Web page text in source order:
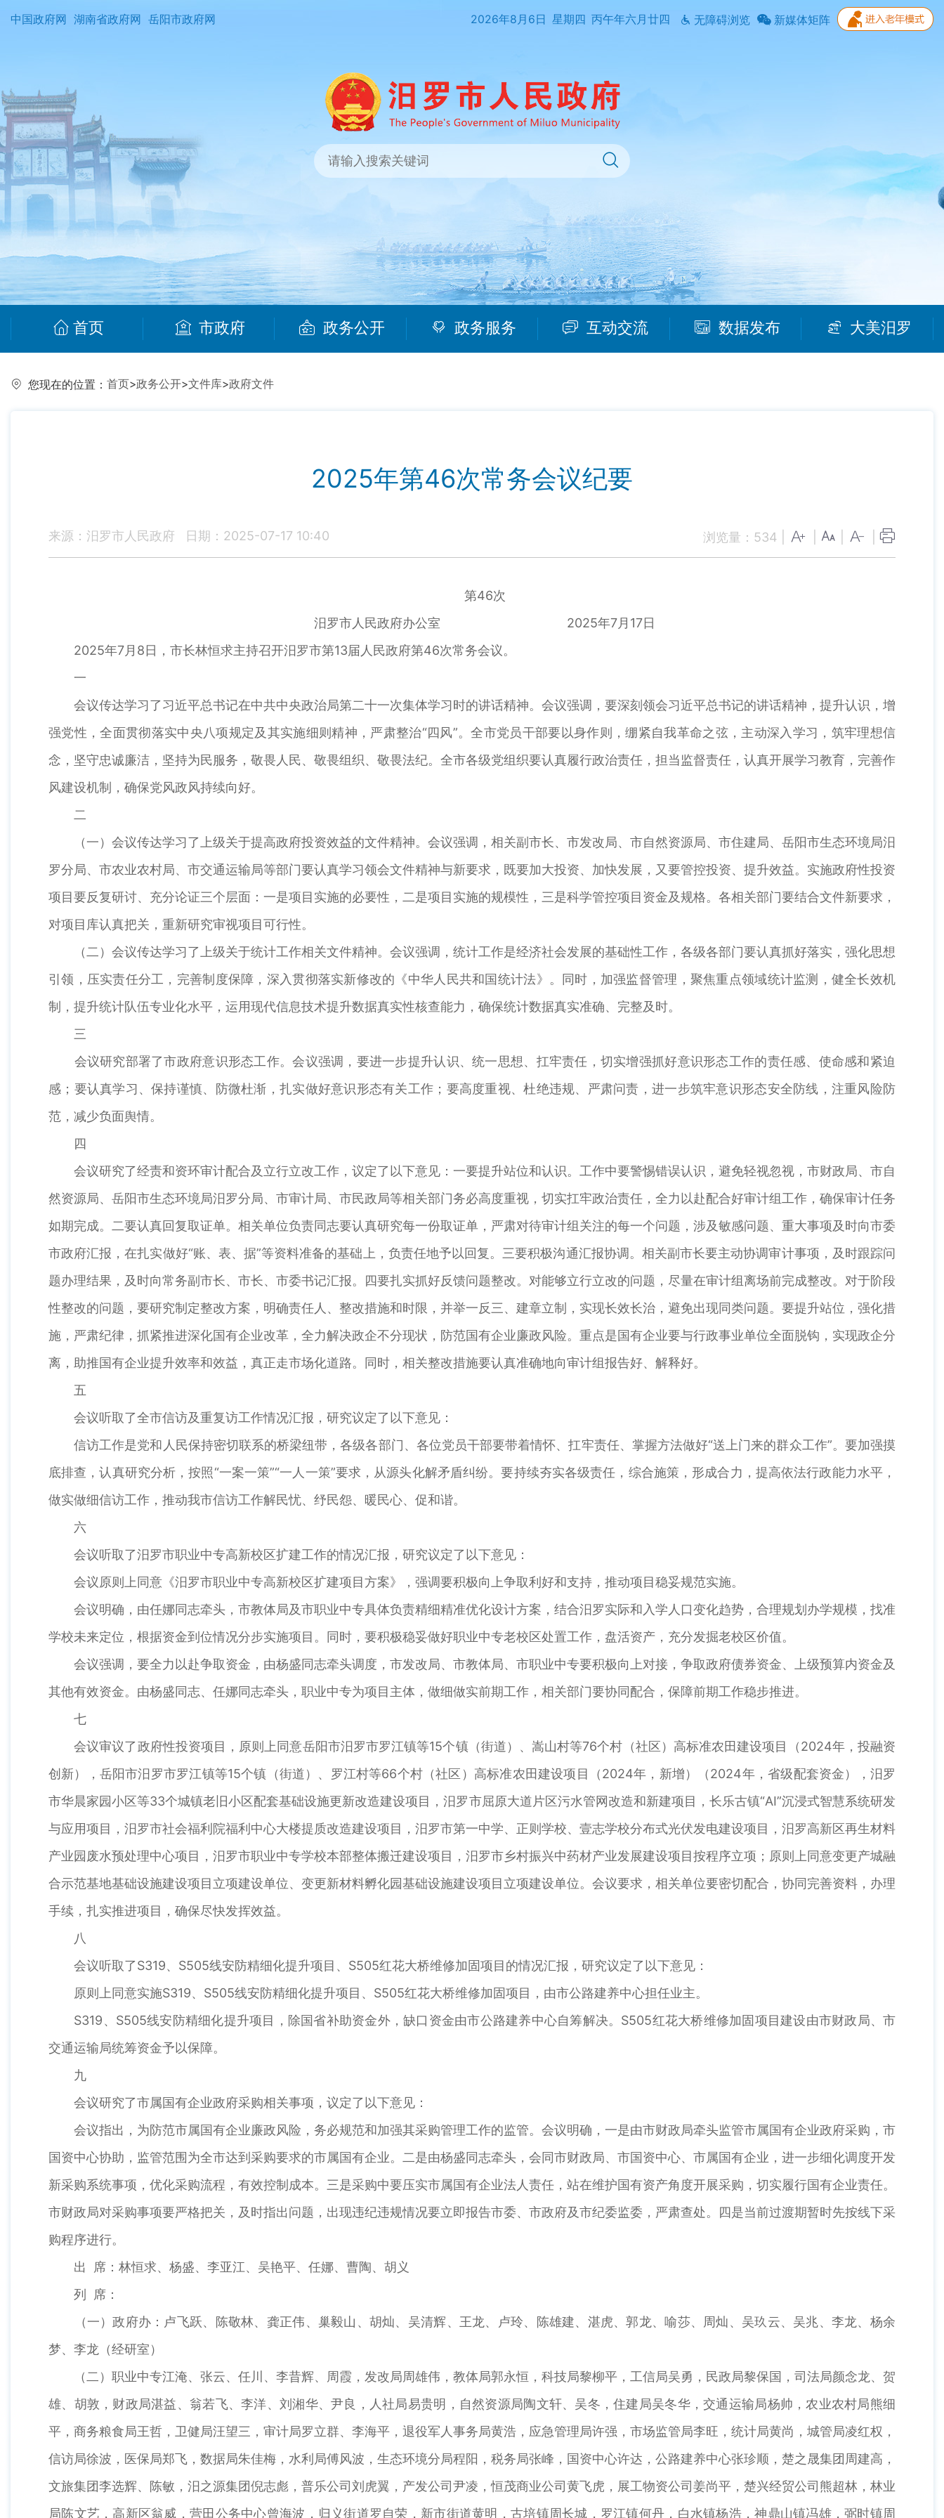
中国政府网 湖南省政府网 岳阳市政府网 2026年8月6日 星期四 丙午年六月廿四 无障碍浏览 新媒体矩阵
首页 市政府 政务公开 政务服务 互动交流 数据发布 大美汨罗
您现在的位置： 首页>政务公开>文件库>政府文件
2025年第46次常务会议纪要
来源：汨罗市人民政府 日期：2025-07-17 10:40 浏览量： 534
第46次
汨罗市人民政府办公室 2025年7月17日
2025年7月8日，市长林恒求主持召开汨罗市第13届人民政府第46次常务会议。
一
会议传达学习了习近平总书记在中共中央政治局第二十一次集体学习时的讲话精神。会议强调，要深刻领会习近平总书记的讲话精神，提升认识，增
强党性，全面贯彻落实中央八项规定及其实施细则精神，严肃整治“四风”。全市党员干部要以身作则，绷紧自我革命之弦，主动深入学习，筑牢理想信
念，坚守忠诚廉洁，坚持为民服务，敬畏人民、敬畏组织、敬畏法纪。全市各级党组织要认真履行政治责任，担当监督责任，认真开展学习教育，完善作
风建设机制，确保党风政风持续向好。
二
（一）会议传达学习了上级关于提高政府投资效益的文件精神。会议强调，相关副市长、市发改局、市自然资源局、市住建局、岳阳市生态环境局汨
罗分局、市农业农村局、市交通运输局等部门要认真学习领会文件精神与新要求，既要加大投资、加快发展，又要管控投资、提升效益。实施政府性投资
项目要反复研讨、充分论证三个层面：一是项目实施的必要性，二是项目实施的规模性，三是科学管控项目资金及规格。各相关部门要结合文件新要求，
对项目库认真把关，重新研究审视项目可行性。
（二）会议传达学习了上级关于统计工作相关文件精神。会议强调，统计工作是经济社会发展的基础性工作，各级各部门要认真抓好落实，强化思想
引领，压实责任分工，完善制度保障，深入贯彻落实新修改的《中华人民共和国统计法》。同时，加强监督管理，聚焦重点领域统计监测，健全长效机
制，提升统计队伍专业化水平，运用现代信息技术提升数据真实性核查能力，确保统计数据真实准确、完整及时。
三
会议研究部署了市政府意识形态工作。会议强调，要进一步提升认识、统一思想、扛牢责任，切实增强抓好意识形态工作的责任感、使命感和紧迫
感；要认真学习、保持谨慎、防微杜渐，扎实做好意识形态有关工作；要高度重视、杜绝违规、严肃问责，进一步筑牢意识形态安全防线，注重风险防
范，减少负面舆情。
四
会议研究了经责和资环审计配合及立行立改工作，议定了以下意见：一要提升站位和认识。工作中要警惕错误认识，避免轻视忽视，市财政局、市自
然资源局、岳阳市生态环境局汨罗分局、市审计局、市民政局等相关部门务必高度重视，切实扛牢政治责任，全力以赴配合好审计组工作，确保审计任务
如期完成。二要认真回复取证单。相关单位负责同志要认真研究每一份取证单，严肃对待审计组关注的每一个问题，涉及敏感问题、重大事项及时向市委
市政府汇报，在扎实做好“账、表、据”等资料准备的基础上，负责任地予以回复。三要积极沟通汇报协调。相关副市长要主动协调审计事项，及时跟踪问
题办理结果，及时向常务副市长、市长、市委书记汇报。四要扎实抓好反馈问题整改。对能够立行立改的问题，尽量在审计组离场前完成整改。对于阶段
性整改的问题，要研究制定整改方案，明确责任人、整改措施和时限，并举一反三、建章立制，实现长效长治，避免出现同类问题。要提升站位，强化措
施，严肃纪律，抓紧推进深化国有企业改革，全力解决政企不分现状，防范国有企业廉政风险。重点是国有企业要与行政事业单位全面脱钩，实现政企分
离，助推国有企业提升效率和效益，真正走市场化道路。同时，相关整改措施要认真准确地向审计组报告好、解释好。
五
会议听取了全市信访及重复访工作情况汇报，研究议定了以下意见：
信访工作是党和人民保持密切联系的桥梁纽带，各级各部门、各位党员干部要带着情怀、扛牢责任、掌握方法做好“送上门来的群众工作”。要加强摸
底排查，认真研究分析，按照“一案一策”“一人一策”要求，从源头化解矛盾纠纷。要持续夯实各级责任，综合施策，形成合力，提高依法行政能力水平，
做实做细信访工作，推动我市信访工作解民忧、纾民怨、暖民心、促和谐。
六
会议听取了汨罗市职业中专高新校区扩建工作的情况汇报，研究议定了以下意见：
会议原则上同意《汨罗市职业中专高新校区扩建项目方案》，强调要积极向上争取利好和支持，推动项目稳妥规范实施。
会议明确，由任娜同志牵头，市教体局及市职业中专具体负责精细精准优化设计方案，结合汨罗实际和入学人口变化趋势，合理规划办学规模，找准
学校未来定位，根据资金到位情况分步实施项目。同时，要积极稳妥做好职业中专老校区处置工作，盘活资产，充分发掘老校区价值。
会议强调，要全力以赴争取资金，由杨盛同志牵头调度，市发改局、市教体局、市职业中专要积极向上对接，争取政府债券资金、上级预算内资金及
其他有效资金。由杨盛同志、任娜同志牵头，职业中专为项目主体，做细做实前期工作，相关部门要协同配合，保障前期工作稳步推进。
七
会议审议了政府性投资项目，原则上同意岳阳市汨罗市罗江镇等15个镇（街道）、嵩山村等76个村（社区）高标准农田建设项目（2024年，投融资
创新），岳阳市汨罗市罗江镇等15个镇（街道）、罗江村等66个村（社区）高标准农田建设项目（2024年，新增）（2024年，省级配套资金），汨罗
市华晨家园小区等33个城镇老旧小区配套基础设施更新改造建设项目，汨罗市屈原大道片区污水管网改造和新建项目，长乐古镇“AI”沉浸式智慧系统研发
与应用项目，汨罗市社会福利院福利中心大楼提质改造建设项目，汨罗市第一中学、正则学校、壹志学校分布式光伏发电建设项目，汨罗高新区再生材料
产业园废水预处理中心项目，汨罗市职业中专学校本部整体搬迁建设项目，汨罗市乡村振兴中药材产业发展建设项目按程序立项；原则上同意变更产城融
合示范基地基础设施建设项目立项建设单位、变更新材料孵化园基础设施建设项目立项建设单位。会议要求，相关单位要密切配合，协同完善资料，办理
手续，扎实推进项目，确保尽快发挥效益。
八
会议听取了S319、S505线安防精细化提升项目、S505红花大桥维修加固项目的情况汇报，研究议定了以下意见：
原则上同意实施S319、S505线安防精细化提升项目、S505红花大桥维修加固项目，由市公路建养中心担任业主。
S319、S505线安防精细化提升项目，除国省补助资金外，缺口资金由市公路建养中心自筹解决。S505红花大桥维修加固项目建设由市财政局、市
交通运输局统筹资金予以保障。
九
会议研究了市属国有企业政府采购相关事项，议定了以下意见：
会议指出，为防范市属国有企业廉政风险，务必规范和加强其采购管理工作的监管。会议明确，一是由市财政局牵头监管市属国有企业政府采购，市
国资中心协助，监管范围为全市达到采购要求的市属国有企业。二是由杨盛同志牵头，会同市财政局、市国资中心、市属国有企业，进一步细化调度开发
新采购系统事项，优化采购流程，有效控制成本。三是采购中要压实市属国有企业法人责任，站在维护国有资产角度开展采购，切实履行国有企业责任。
市财政局对采购事项要严格把关，及时指出问题，出现违纪违规情况要立即报告市委、市政府及市纪委监委，严肃查处。四是当前过渡期暂时先按线下采
购程序进行。
出 席：林恒求、杨盛、李亚江、吴艳平、任娜、曹陶、胡义
列 席：
（一）政府办：卢飞跃、陈敬林、龚正伟、巢毅山、胡灿、吴清辉、王龙、卢玲、陈雄建、湛虎、郭龙、喻莎、周灿、吴玖云、吴兆、李龙、杨余
梦、李龙（经研室）
（二）职业中专江淹、张云、任川、李昔辉、周霞，发改局周雄伟，教体局郭永恒，科技局黎柳平，工信局吴勇，民政局黎保国，司法局颜念龙、贺
雄、胡敦，财政局湛益、翁若飞、李洋、刘湘华、尹良，人社局易贵明，自然资源局陶文轩、吴冬，住建局吴冬华，交通运输局杨帅，农业农村局熊细
平，商务粮食局王哲，卫健局汪望三，审计局罗立群、李海平，退役军人事务局黄浩，应急管理局许强，市场监管局李旺，统计局黄尚，城管局凌红权，
信访局徐波，医保局郑飞，数据局朱佳梅，水利局傅风波，生态环境分局程阳，税务局张峰，国资中心许达，公路建养中心张珍顺，楚之晟集团周建高，
文旅集团李选辉、陈敏，汨之源集团倪志彪，普乐公司刘虎翼，产发公司尹凌，恒茂商业公司黄飞虎，展工物资公司姜尚平，楚兴经贸公司熊超林，林业
局陈文艺，高新区翁威，营田公务中心曾海波，归义街道罗自荣，新市街道黄明，古培镇周长城，罗江镇何丹，白水镇杨浩，神鼎山镇冯雄，弼时镇周